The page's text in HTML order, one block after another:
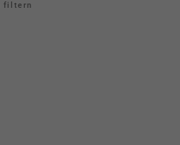
filtern